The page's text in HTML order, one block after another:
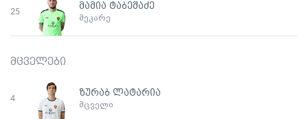
25
მამია ტაბეშაძე
მეკარე
მცველები
4
ზურაბ ლატარია
მცველი